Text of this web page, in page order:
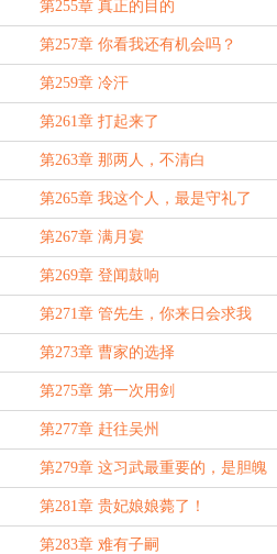
第255章 真正的目的
第257章 你看我还有机会吗？
第259章 冷汗
第261章 打起来了
第263章 那两人，不清白
第265章 我这个人，最是守礼了
第267章 满月宴
第269章 登闻鼓响
第271章 管先生，你来日会求我
第273章 曹家的选择
第275章 第一次用剑
第277章 赶往吴州
第279章 这习武最重要的，是胆魄
第281章 贵妃娘娘薨了！
第283章 难有子嗣